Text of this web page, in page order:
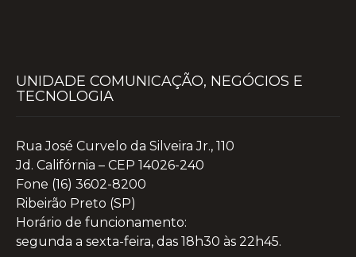
UNIDADE COMUNICAÇÃO, NEGÓCIOS E
TECNOLOGIA
Rua José Curvelo da Silveira Jr., 110
Jd. Califórnia – CEP 14026-240
Fone (16) 3602-8200
Ribeirão Preto (SP)
Horário de funcionamento:
segunda a sexta-feira, das 18h30 às 22h45.